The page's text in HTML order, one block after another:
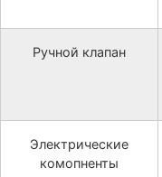
Ручной клапан
Электрические
комопненты